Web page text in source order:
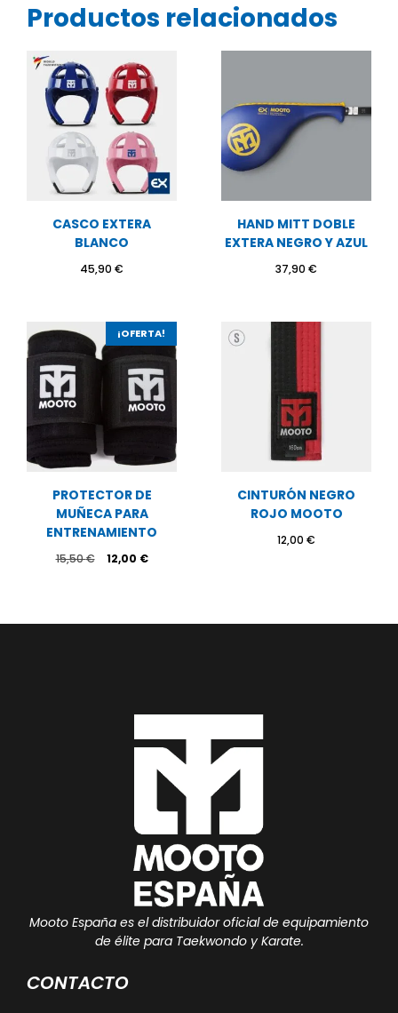
Productos relacionados
CASCO EXTERA
BLANCO
45,90 €
HAND MITT DOBLE
EXTERA NEGRO Y AZUL
37,90 €
¡OFERTA!
PROTECTOR DE
MUÑECA PARA
ENTRENAMIENTO
15,50€
El
15,50 €.
12,00 €El
12,00 €.
CINTURÓN NEGRO
ROJO MOOTO
12,00 €
Mooto España es el distribuidor oficial de equipamiento
de élite para Taekwondo y Karate.
CONTACTO